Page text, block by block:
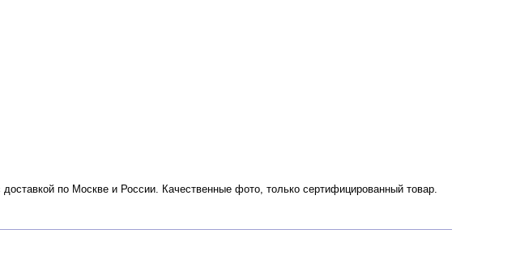
по Москве и России. Качественные фото, только сертифицированный товар.